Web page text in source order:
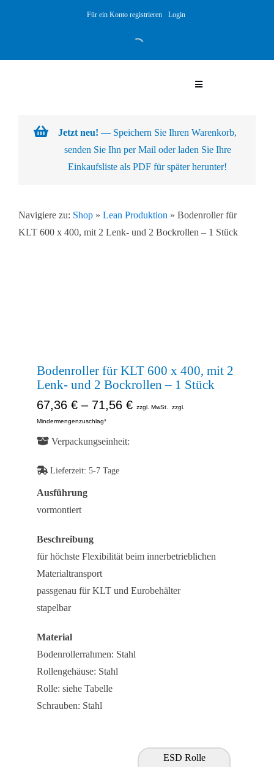
Für ein Konto registrieren Login
Toggle
Kundenlösungen
Jetzt neu! — Speichern Sie Ihren Warenkorb,
senden Sie Ihn per Mail oder laden Sie Ihre
Einkaufsliste als PDF für später herunter!
Navigiere zu: Shop» Lean Produktion » Bodenroller für
KLT 600 x 400, mit 2 Lenk- und 2 Bockrollen – 1 Stück
Bodenroller für KLT 600 x 400, mit 2
Lenk- und 2 Bockrollen – 1 Stück
67,36 € – 71,56 € zzgl. MwSt. zzgl.
Mindermengenzuschlag*
Verpackungseinheit:
Lieferzeit: 5-7 Tage
Ausführung
vormontiert
Beschreibung
für höchste Flexibilität beim innerbetrieblichen
Materialtransport
passgenau für KLT und Eurobehälter
stapelbar
Material
Bodenrollerrahmen: Stahl
Rollengehäuse: Stahl
Rolle: siehe Tabelle
Schrauben: Stahl
ESD Rolle